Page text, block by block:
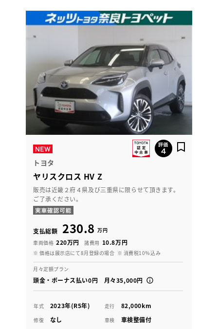
トヨタ
ヤリスクロス HV Z
販売は近畿２府４県及び三重県に限らせて頂きます。
ご了承ください。
支払総額 230.8 万円
車両価格 220万円 諸費用 10.8万円
※ 価格は展示店にて8月登録の場合 ※ 消費税10％込み
月々定額プラン
頭金・ボーナス払い0円 月々35,000円
年式 2023年(R5年) 走行 82,000km
修復 なし 車検 車検整備付